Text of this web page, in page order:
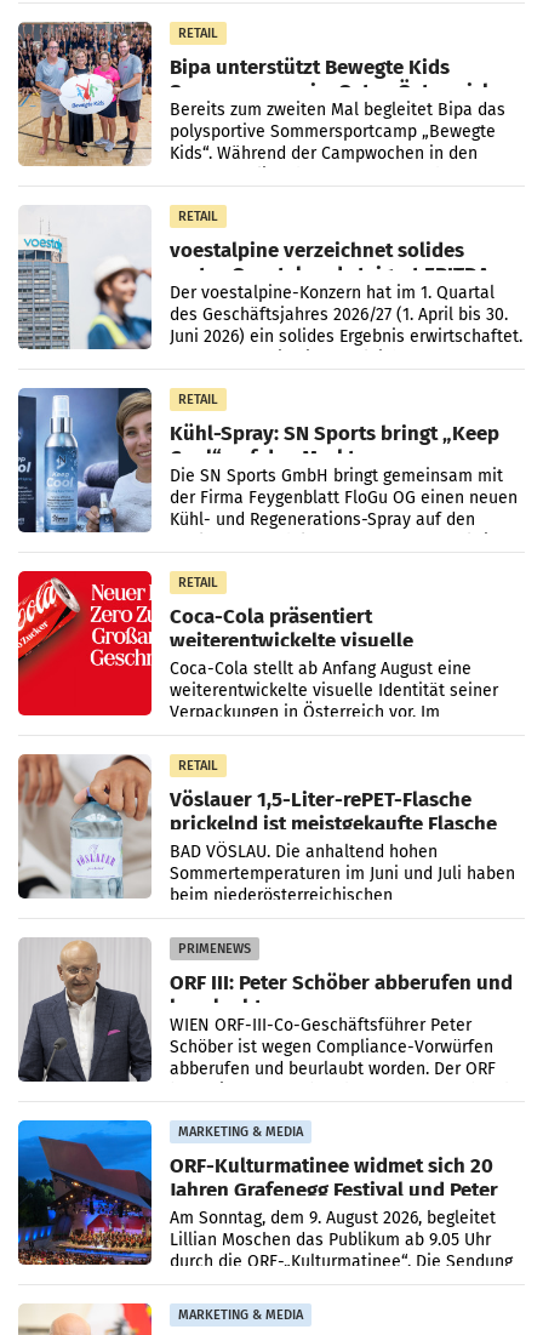
RETAIL
Bipa unterstützt Bewegte Kids
Sommercamps im Osten Österreichs
Bereits zum zweiten Mal begleitet Bipa das
polysportive Sommersportcamp „Bewegte
Kids“. Während der Campwochen in den
RETAIL
voestalpine verzeichnet solides
erstes Quartal und steigert EBITDA
Der voestalpine-Konzern hat im 1. Quartal
des Geschäftsjahres 2026/27 (1. April bis 30.
Juni 2026) ein solides Ergebnis erwirtschaftet.
RETAIL
Kühl-Spray: SN Sports bringt „Keep
Cool“ auf den Markt
Die SN Sports GmbH bringt gemeinsam mit
der Firma Feygenblatt FloGu OG einen neuen
Kühl- und Regenerations-Spray auf den
RETAIL
Coca-Cola präsentiert
weiterentwickelte visuelle
Markenidentität
Coca-Cola stellt ab Anfang August eine
weiterentwickelte visuelle Identität seiner
Verpackungen in Österreich vor. Im
Mittelpunkt des Redesigns stehen zentrale
Gestaltungselemente
RETAIL
Vöslauer 1,5-Liter-rePET-Flasche
prickelnd ist meistgekaufte Flasche
Österreichs
BAD VÖSLAU. Die anhaltend hohen
Sommertemperaturen im Juni und Juli haben
beim niederösterreichischen
Getränkehersteller Vöslauer zu deutlichen
Absatzzuwächsen geführt. Während
PRIMENEWS
ORF III: Peter Schöber abberufen und
beurlaubt
WIEN ORF-III-Co-Geschäftsführer Peter
Schöber ist wegen Compliance-Vorwürfen
abberufen und beurlaubt worden. Der ORF
MARKETING & MEDIA
ORF-Kulturmatinee widmet sich 20
Jahren Grafenegg Festival und Peter
Simonischek
Am Sonntag, dem 9. August 2026, begleitet
Lillian Moschen das Publikum ab 9.05 Uhr
durch die ORF-„Kulturmatinee“. Die Sendung
startet mit der Dokumentation „20 Jahre
Grafenegg
MARKETING & MEDIA